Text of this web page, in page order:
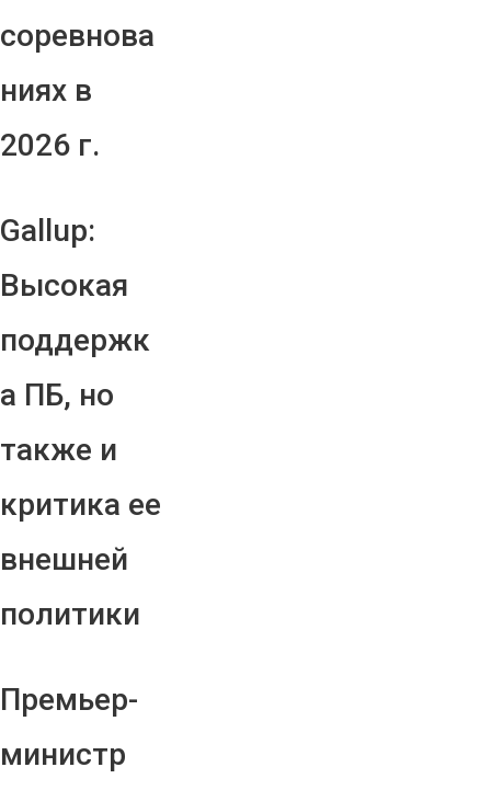
соревнова
ниях в
2026 г.
Gallup:
Высокая
поддержк
а ПБ, но
также и
критика ее
внешней
политики
Премьер-
министр